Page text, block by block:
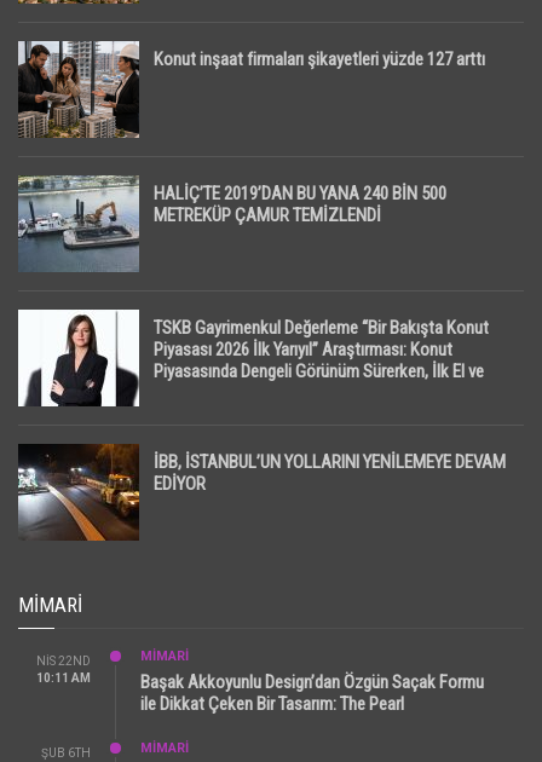
Konut inşaat firmaları şikayetleri yüzde 127 arttı
HALİÇ’TE 2019’DAN BU YANA 240 BİN 500
METREKÜP ÇAMUR TEMİZLENDİ
TSKB Gayrimenkul Değerleme “Bir Bakışta Konut
Piyasası 2026 İlk Yarıyıl” Araştırması: Konut
Piyasasında Dengeli Görünüm Sürerken, İlk El ve
İBB, İSTANBUL’UN YOLLARINI YENİLEMEYE DEVAM
EDİYOR
MIMARI
NIS 22ND
10:11 AM
MİMARİ
Başak Akkoyunlu Design’dan Özgün Saçak Formu
ile Dikkat Çeken Bir Tasarım: The Pearl
ŞUB 6TH
MİMARİ